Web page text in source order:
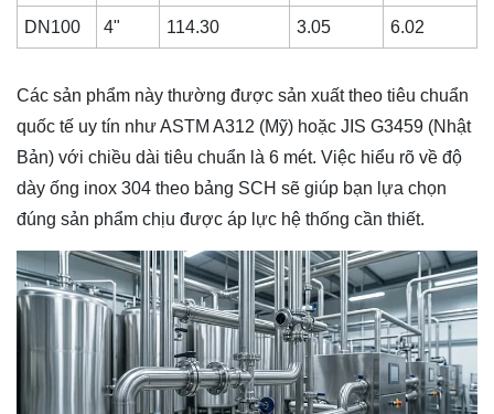
DN100 4" 114.30 3.05 6.02
Các sản phẩm này thường được sản xuất theo tiêu chuẩn
quốc tế uy tín như ASTM A312 (Mỹ) hoặc JIS G3459 (Nhật
Bản) với chiều dài tiêu chuẩn là 6 mét. Việc hiểu rõ về độ
dày ống inox 304 theo bảng SCH sẽ giúp bạn lựa chọn
đúng sản phẩm chịu được áp lực hệ thống cần thiết.